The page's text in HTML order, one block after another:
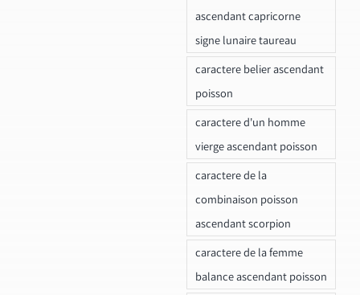
ascendant capricorne
signe lunaire taureau
caractere belier ascendant
poisson
caractere d'un homme
vierge ascendant poisson
caractere de la
combinaison poisson
ascendant scorpion
caractere de la femme
balance ascendant poisson